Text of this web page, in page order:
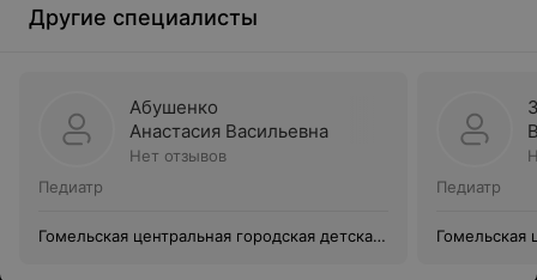
Другие специалисты
Абушенко
Анастасия Васильевна
Нет отзывов
Педиатр
Гомельская центральная городская детская
Педиатр
Гомельская